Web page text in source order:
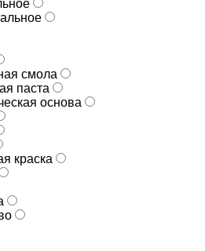
смола
паста
основа
краска